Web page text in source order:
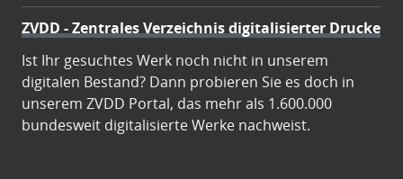
ZVDD - Zentrales Verzeichnis digitalisierter Drucke
Ist Ihr gesuchtes Werk noch nicht in unserem
digitalen Bestand? Dann probieren Sie es doch in
unserem ZVDD Portal, das mehr als 1.600.000
bundesweit digitalisierte Werke nachweist.